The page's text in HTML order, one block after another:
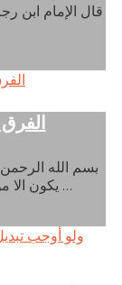
قال الإمام ابن
بسم الله
يكون الا من أهل الحق والسنة وفي هذا جاءت الآثار …